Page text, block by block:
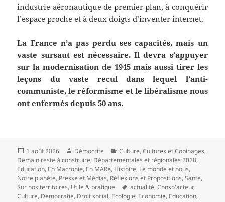
industrie aéronautique de premier plan, à conquérir
l’espace proche et à deux doigts d’inventer internet.
La France n’a pas perdu ses capacités, mais un
vaste sursaut est nécessaire. Il devra s’appuyer
sur la modernisation de 1945 mais aussi tirer les
leçons du vaste recul dans lequel l’anti-
communiste, le réformisme et le libéralisme nous
ont enfermés depuis 50 ans.
Publié
le
1 août 2026 Auteur
Démocrite Catégories
Culture,Cultures et Copinages,
Demain reste à construire, Départementales et régionales 2028,
Education, En Macronie, En MARX, Histoire, Le monde et nous,
Notre planète, Presse et Médias, Réflexions et Propositions,Sante,
Sur nos territoires, Utile & pratique
Mots-
clés
actualité,Conso'acteur,
Culture, Democratie, Droit social, Ecologie, Economie, Education,